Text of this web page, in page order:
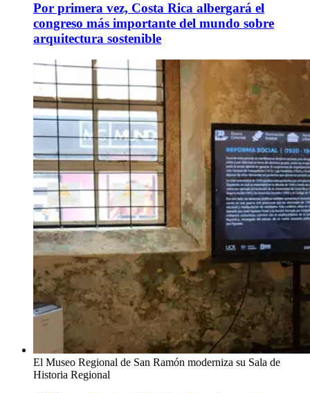
Por primera vez, Costa Rica albergará el
congreso más importante del mundo sobre
arquitectura sostenible
El Museo Regional de San Ramón moderniza su Sala de
Historia Regional